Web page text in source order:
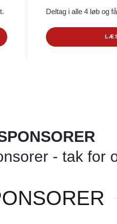
Deltag i alle 4 løb og
- tak for